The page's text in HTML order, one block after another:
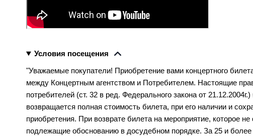
Условия посещения
"Уважаемые покупатели! Приобретение вами концертного
между Концертным агентством и Потребителем. Настоящие
потребителей (ст. 32 в ред. Федерального закона от
возвращается полная стоимость билета, при его наличии и
приобретения. При возврате билета на мероприятие, которое
подлежащие обоснованию в досудебном порядке. За 25 и